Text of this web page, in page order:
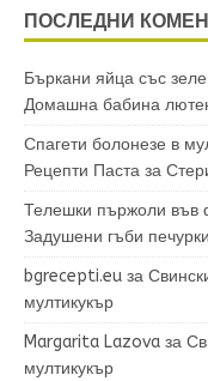
ПОСЛЕДНИ
Бъркани яйца със
Домашна бабина
Спагети болонезе в
Рецепти Паста за
Телешки пържоли във
Задушени гъби печурки
bgrecepti.eu за
мултикукър
Margarita Lazova за
мултикукър